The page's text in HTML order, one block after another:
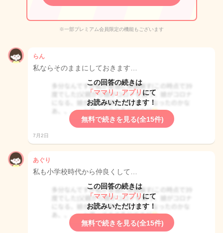
※一部プレミアム会員限定の機能もございます
らん
私ならそのままにしておきます…
この回答の続きは
「ママリ」アプリ にて
お読みいただけます！
無料で続きを見る(全15件)
7月2日
あぐり
私も小学校時代から仲良くして…
この回答の続きは
「ママリ」アプリ にて
お読みいただけます！
無料で続きを見る(全15件)